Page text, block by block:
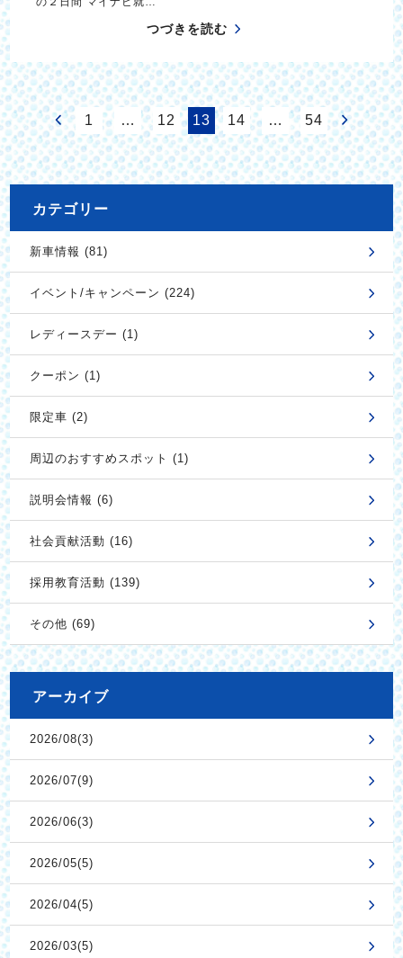
つづきを読む
1 … 12 13 14 … 54
カテゴリー
新車情報 (81)
イベント/キャンペーン (224)
レディースデー (1)
クーポン (1)
限定車 (2)
周辺のおすすめスポット (1)
説明会情報 (6)
社会貢献活動 (16)
採用教育活動 (139)
その他 (69)
アーカイブ
2026/08(3)
2026/07(9)
2026/06(3)
2026/05(5)
2026/04(5)
2026/03(5)